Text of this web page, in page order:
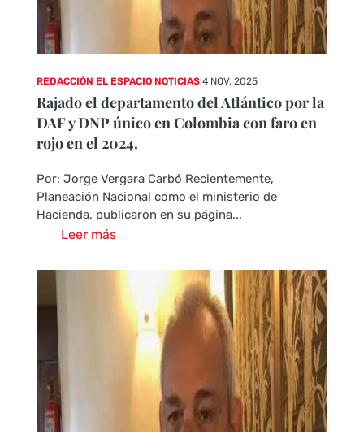
REDACCIÓN EL ESPACIO NOTICIAS| 4 NOV, 2025
Rajado el departamento del Atlántico por la
DAF y DNP único en Colombia con faro en
rojo en el 2024.
Por: Jorge Vergara Carbó Recientemente,
Planeación Nacional como el ministerio de
Hacienda, publicaron en su página...
Leer más